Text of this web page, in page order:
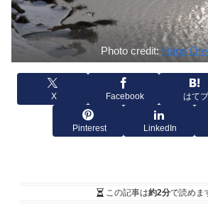
Photo credit: Hugo
X Facebook はてブ
Pinterest LinkedIn
この記事は約2分で読めま